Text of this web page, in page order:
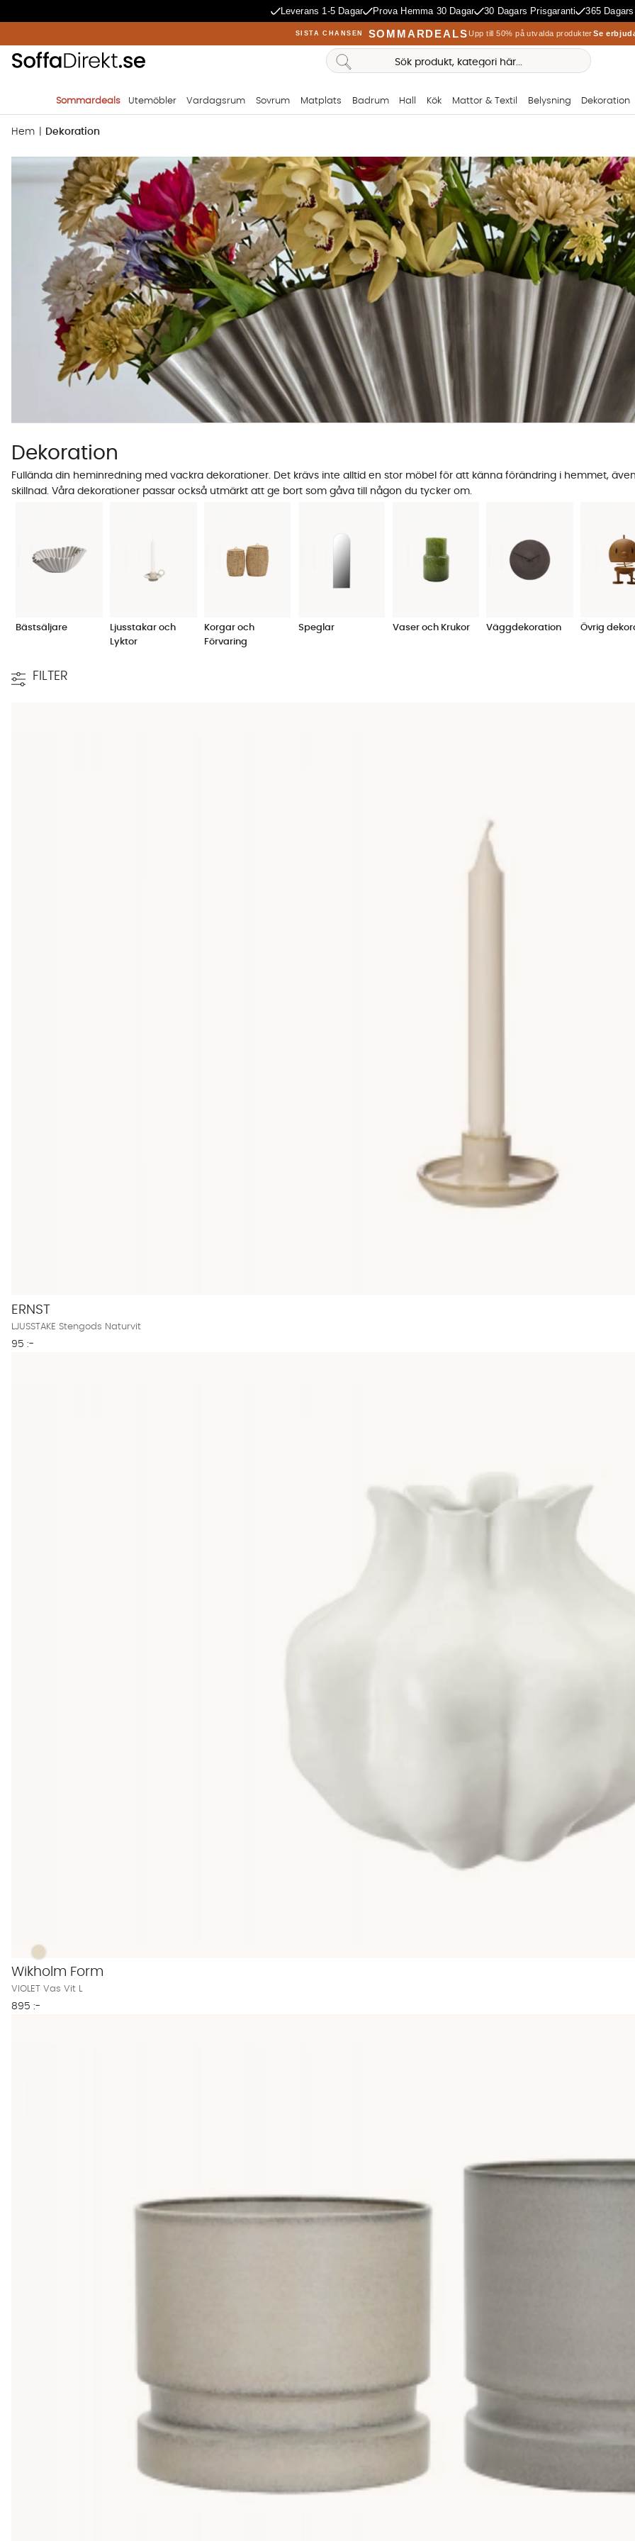
Leverans 1-5 Dagar Prova Hemma 30 Dagar 30 Dagars Prisgaranti 365
SISTA CHANSEN SOMMARDEALSUpp till 50% på utvalda produkterSe
Sommardeals Utemöbler Vardagsrum Sovrum Matplats Badrum Hall Kök Mattor & Textil Belysning Dekoration
Hem Dekoration
Dekoration
Fullända din heminredning med vackra dekorationer. Det krävs inte alltid en stor möbel för att känna förändring i hemmet,
skillnad. Våra dekorationer passar också utmärkt att ge bort som gåva till någon du tycker om.
Bästsäljare
Ljusstakar och
Lyktor
Korgar och
Förvaring
Speglar Vaser och Krukor Väggdekoration Övrig
FILTER
ERNST
LJUSSTAKE Stengods Naturvit
95 :-
VIOLET Vas Vit L Finns även i dessa färger:
VIOLET Vas Vit L
Wikholm Form
VIOLET Vas Vit L
895 :-